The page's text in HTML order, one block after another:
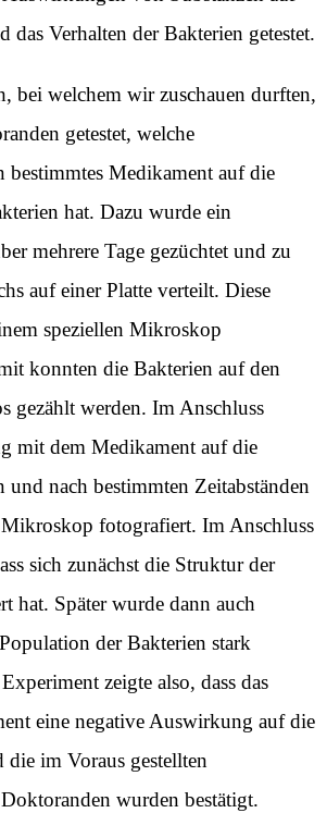
das Verhalten der Bakterien getestet.
bei welchem wir zuschauen durften,
getestet, welche
Medikament auf die
hat. Dazu wurde ein
mehrere Tage gezüchtet und zu
auf einer Platte verteilt. Diese
speziellen Mikroskop
konnten die Bakterien auf den
gezählt werden. Im Anschluss
mit dem Medikament auf die
und nach bestimmten Zeitabständen
fotografiert. Im Anschluss
sich zunächst die Struktur der
hat. Später wurde dann auch
der Bakterien stark
zeigte also, dass das
eine negative Auswirkung auf die
die im Voraus gestellten
wurden bestätigt.